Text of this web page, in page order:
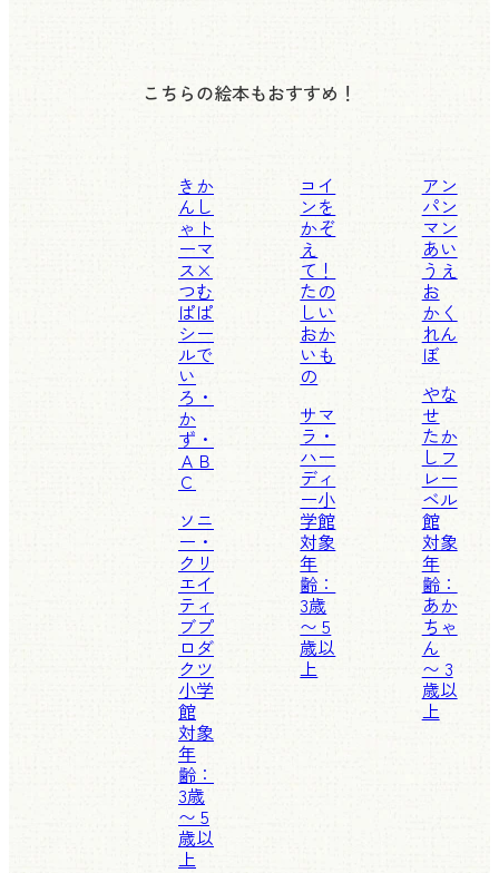
こちらの絵本もおすすめ！
きか
んし
ゃト
ーマ
ス×
つむ
ぱぱ
シー
ルで
い
ろ・
か
ず・
ＡＢ
Ｃ
ソニ
ー・
クリ
エイ
ティ
ブプ
ロダ
クツ
小学
館
対象
年
齢：
3歳
〜 5
歳以
上
コイ
ンを
かぞ
え
て！
たの
しい
おか
いも
の
サマ
ラ・
ハー
ディ
ー小
学館
対象
年
齢：
3歳
〜 5
歳以
上
アン
パン
マン
あい
うえ
お
かく
れん
ぼ
やな
せ
たか
し フ
レー
ベル
館
対象
年
齢：
あか
ちゃ
ん
〜 3
歳以
上